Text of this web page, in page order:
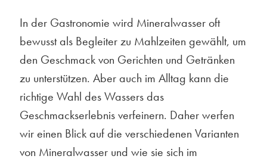
In der Gastronomie wird Mineralwasser oft
bewusst als Begleiter zu Mahlzeiten gewählt, um
den Geschmack von Gerichten und Getränken
zu unterstützen. Aber auch im Alltag kann die
richtige Wahl des Wassers das
Geschmackserlebnis verfeinern. Daher werfen
wir einen Blick auf die verschiedenen Varianten
von Mineralwasser und wie sie sich im